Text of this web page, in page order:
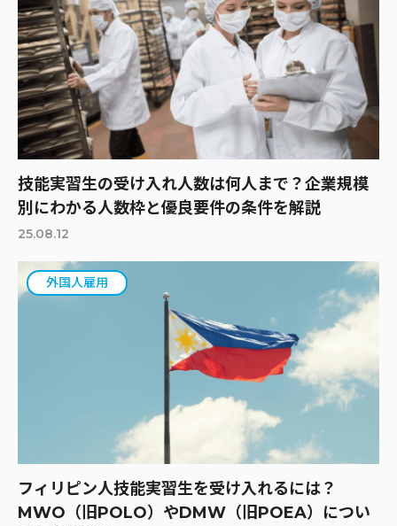
技能実習生の受け入れ人数は何人まで？企業規模
別にわかる人数枠と優良要件の条件を解説
25.08.12
外国人雇用
フィリピン人技能実習生を受け入れるには？
MWO（旧POLO）やDMW（旧POEA）につい